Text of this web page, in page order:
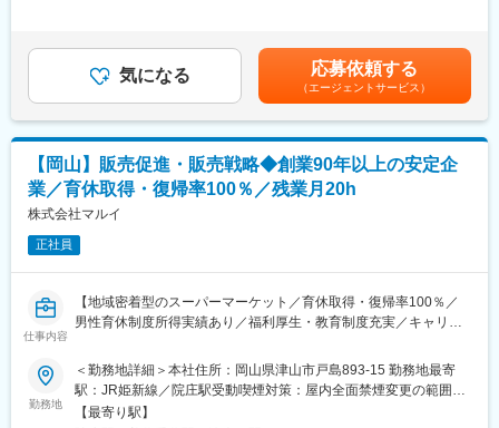
・転居を伴う転勤は本人の同意なしでございません。
・長期就業◎：育休産休取得率100％、時短勤務100％
■キャリアパス：
店長やエリアマネージャーといったマネジメントの道、買取・販
売のエキスパート、本社職へのキャリアチェンジ（過去実績あ
り）など多彩なキャリアを目指せます。
同社内はもちろん子会社も複数あり、ブランド買取、ハウスクリ
ーニング事業なども展開しており幅広いキャリアパスがございま
す。
メーカーとの共同商品開発を通して、毎年数多くのオリジナル商
品を開発しています。
しています。店舗における様々なスキル向上のための各種研修が
充実しており、入社から10年後のキャリア形成を計画します。
■当社の特徴：
1931年2月、津山市元魚町14番地にマルイ食料品店として創業。
西日本エリアの食料品店では最も早くセルフサービス方式を導入
したスーパーマーケットです。1958年8月には株式会社マルイを
設立。現在は岡山県、鳥取県、島根県で食品スーパーマーケット
を展開しています。2020年からは本格的にデジタルトランスフォ
ーメーション（以下、DX）への取組みを開始しました。フルセル
からお客様に最適な商品提案を実現しています。
今後も、新たなサービスや商品を創造し、変革し、地域の皆様の
健やかな食生活のお手伝いが出来る「食の専門家」を目指し、地
でも目安の金額であり、選考を通じて上下する可能性がありま
す。月給(月額)は固定手当を含めた表記です。
気になる 応募依頼する
（エージェントサービス）
【岡山】販売促進・販売戦略◆創業90年以上の安定企
業／育休取得・復帰率100％／残業月20h
株式会社マルイ
正社員
仕事内容
【地域密着型のスーパーマーケット／育休取得・復帰率100％／
男性育休制度所得実績あり／福利厚生・教育制度充実／キャリア
当社は地域の食のライフラインを支えるスーパーマーケットとし
て、岡山・鳥取・島根で店舗展開をしております。現在食品スー
パーマーケット事業の拡大、収益性の向上により、今回は販売促
勤務地
＜勤務地詳細＞本社住所：岡山県津山市戸島893-15 勤務地最寄
駅：JR姫新線／院庄駅受動喫煙対策：屋内全面禁煙変更の範囲：
会社の定める事業所
【最寄り駅】